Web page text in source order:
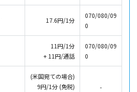
17.6円/1分
070/080/09
0
11円/1分
+ 11円/通話
070/080/09
0
(米国宛ての場合)
9円/1分 (免税)
-